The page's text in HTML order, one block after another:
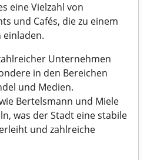
eine Vielzahl von
und Cafés, die zu einem
einladen.
Unternehmen
in den Bereichen
und Medien.
Bertelsmann und Miele
was der Stadt eine stabile
und zahlreiche